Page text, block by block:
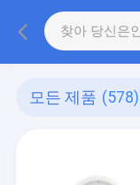
모든 제품 (578)